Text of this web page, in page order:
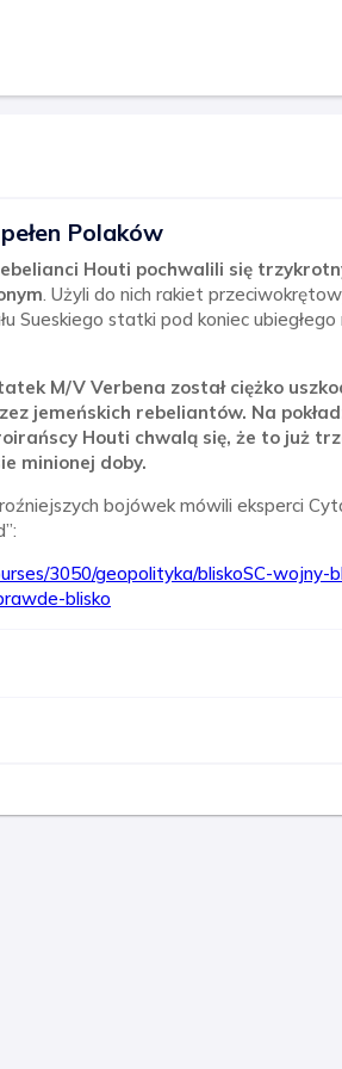
Polaków
Houti pochwalili się
. Użyli do nich rakiet
Sueskiego statki pod koniec
M/V Verbena został ciężko
jemeńskich rebeliantów. Na
Houti chwalą się, że to już
minionej doby.
bojówek mówili eksperci
3050/geopolityka/bliskoSC-wojny-
blisko